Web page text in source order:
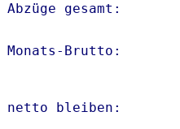
Abzüge gesamt:
Monats-
netto